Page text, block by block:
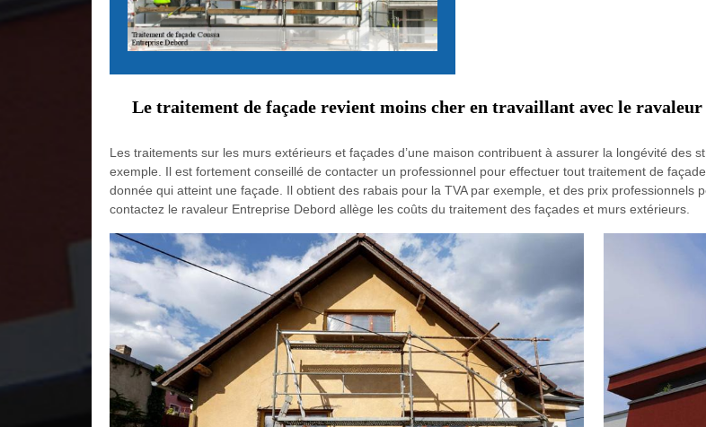
Le traitement de façade revient moins cher en travaillant avec le
Les traitements sur les murs extérieurs et façades d’une maison contribuent à assurer la longévité des
exemple. Il est fortement conseillé de contacter un professionnel pour effectuer tout traitement de
donnée qui atteint une façade. Il obtient des rabais pour la TVA par exemple, et des prix professionnels
contactez le ravaleur Entreprise Debord allège les coûts du traitement des façades et murs extérieurs.